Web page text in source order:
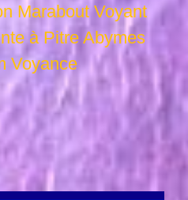
Marabout Voyant
à Pitre Abymes
Voyance